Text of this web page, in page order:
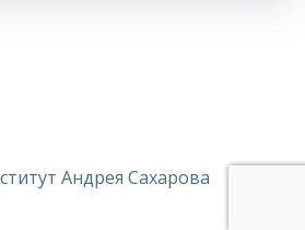
Андрея Сахарова